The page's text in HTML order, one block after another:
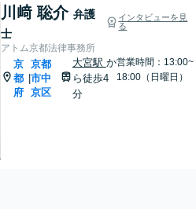
川﨑 聡介 弁護
士
インタビューを見
る
アトム京都法律事務所
京
都
府
京都
市中
京区
大宮駅 か
ら徒歩4
分
営業時間：13:00~
18:00（日曜日）